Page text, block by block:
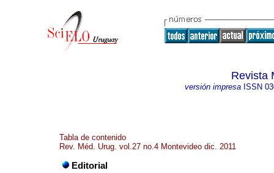
Revista
versión impresaISSN
Tabla de contenido
Rev. Méd. Urug. vol.27 no.4 Montevideo dic. 2011
Editorial